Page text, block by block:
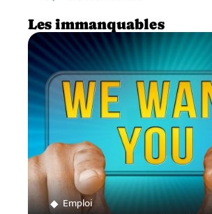
Les immanquables
Emploi